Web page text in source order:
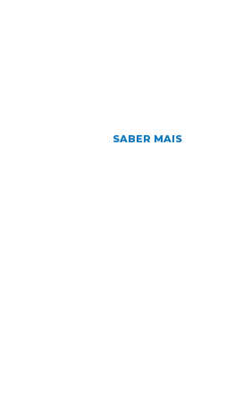
SABER MAIS